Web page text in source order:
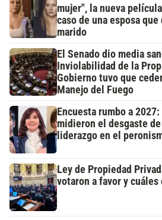
mujer", la nueva
caso de una esposa
marido
El Senado dio media
Inviolabilidad de la
Gobierno tuvo que
Manejo del Fuego
Encuesta rumbo a
midieron el desgaste
liderazgo en el
Ley de Propiedad
votaron a favor y cuáles